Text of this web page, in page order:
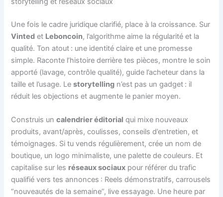
Une fois le cadre juridique clarifié, place à la croissance. Sur
Vinted et Leboncoin, l’algorithme aime la régularité et la
qualité. Ton atout : une identité claire et une promesse
simple. Raconte l’histoire derrière tes pièces, montre le soin
apporté (lavage, contrôle qualité), guide l’acheteur dans la
taille et l’usage. Lestorytelling n’est pas un gadget : il
réduit les objections et augmente le panier moyen.
Construis uncalendrier éditorial qui mixe nouveaux
produits, avant/après, coulisses, conseils d’entretien, et
témoignages. Si tu vends régulièrement, crée un nom de
boutique, un logo minimaliste, une palette de couleurs. Et
capitalise sur les réseaux sociaux pour référer du trafic
qualifié vers tes annonces : Reels démonstratifs, carrousels
“nouveautés de la semaine”, live essayage. Une heure par